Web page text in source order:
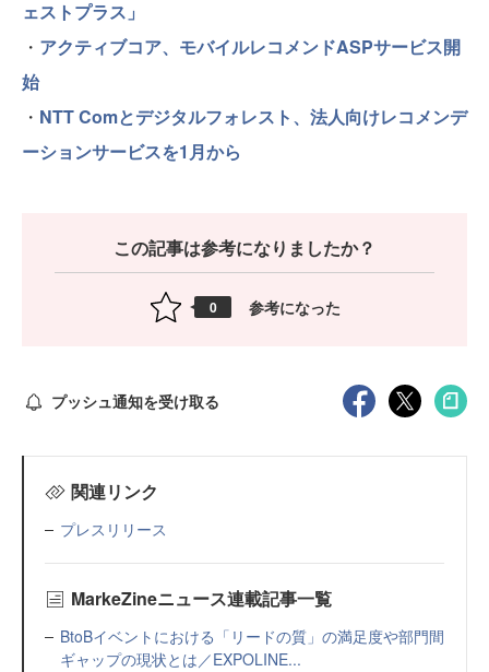
ェストプラス」
・ アクティブコア、モバイルレコメンドASPサービス開
始
・ NTT Comとデジタルフォレスト、法人向けレコメンデ
ーションサービスを1月から
この記事は参考になりましたか？
0 参考になった
プッシュ通知を受け取る
関連リンク
プレスリリース
MarkeZineニュース連載記事一覧
BtoBイベントにおける「リードの質」の満足度や部門間
ギャップの現状とは／EXPOLINE...